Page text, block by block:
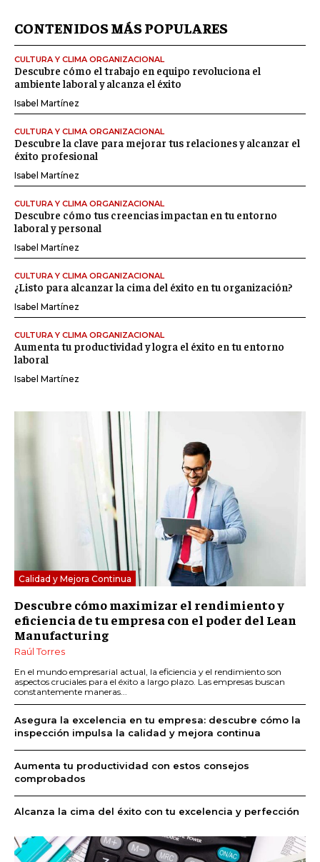
CONTENIDOS MÁS POPULARES
CULTURA Y CLIMA ORGANIZACIONAL
Descubre cómo el trabajo en equipo revoluciona el
ambiente laboral y alcanza el éxito
Isabel Martínez
CULTURA Y CLIMA ORGANIZACIONAL
Descubre la clave para mejorar tus relaciones y alcanzar el
éxito profesional
Isabel Martínez
CULTURA Y CLIMA ORGANIZACIONAL
Descubre cómo tus creencias impactan en tu entorno
laboral y personal
Isabel Martínez
CULTURA Y CLIMA ORGANIZACIONAL
¿Listo para alcanzar la cima del éxito en tu organización?
Isabel Martínez
CULTURA Y CLIMA ORGANIZACIONAL
Aumenta tu productividad y logra el éxito en tu entorno
laboral
Isabel Martínez
Calidad y Mejora Continua
Descubre cómo maximizar el rendimiento y
eficiencia de tu empresa con el poder del Lean
Manufacturing
Raúl Torres
En el mundo empresarial actual, la eficiencia y el rendimiento son
aspectos cruciales para el éxito a largo plazo. Las empresas buscan
constantemente maneras...
Asegura la excelencia en tu empresa: descubre cómo la
inspección impulsa la calidad y mejora continua
Aumenta tu productividad con estos consejos
comprobados
Alcanza la cima del éxito con tu excelencia y perfección